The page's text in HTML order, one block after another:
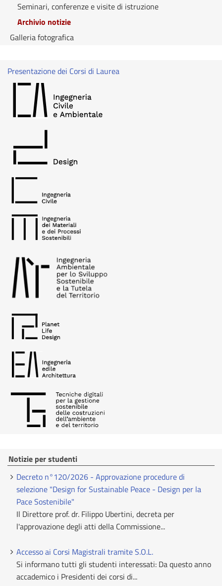
Seminari, conferenze e visite di istruzione
Archivio notizie
Galleria fotografica
Presentazione dei Corsi di Laurea
Notizie per studenti
Decreto n°120/2026 - Approvazione procedure di
selezione "Design for Sustainable Peace - Design per la
Pace Sostenibile"
Il Direttore prof. dr. Filippo Ubertini, decreta per
l'approvazione degli atti della Commissione...
Accesso ai Corsi Magistrali tramite S.O.L.
Si informano tutti gli studenti interessati: Da questo anno
accademico i Presidenti dei corsi di...